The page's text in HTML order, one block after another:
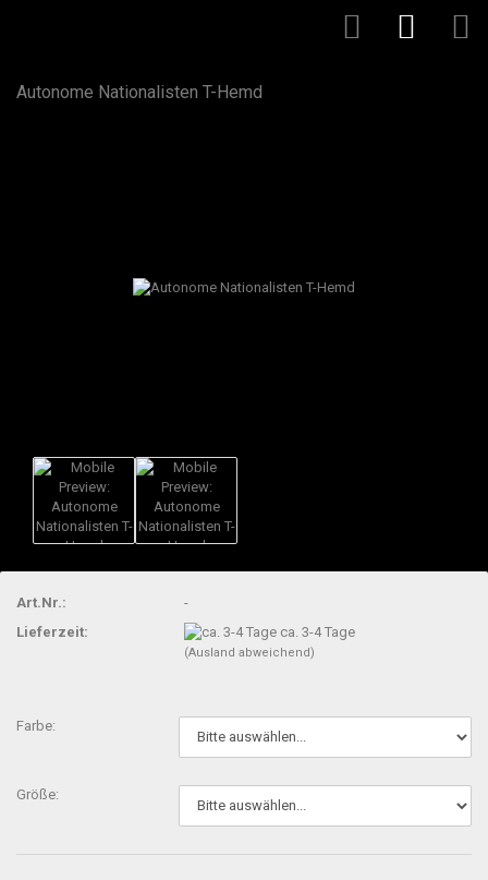
Autonome Nationalisten T-Hemd
Art.Nr.:
-
Lieferzeit:
ca. 3-4 Tage
(Ausland abweichend)
Farbe:
Größe: